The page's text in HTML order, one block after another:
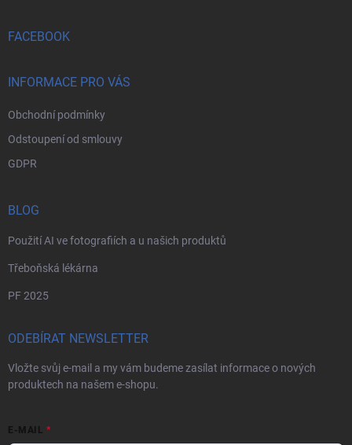
FACEBOOK
INFORMACE PRO VÁS
Obchodní podmínky
Odstoupení od smlouvy
GDPR
BLOG
Použití AI ve fotografiích a u našich produktů
Třeboňská lékárna
PF 2025
ODEBÍRAT NEWSLETTER
Vložte svůj e-mail a my vám budeme zasílat informace o nových
produktech na našem e-shopu.
E-MAIL